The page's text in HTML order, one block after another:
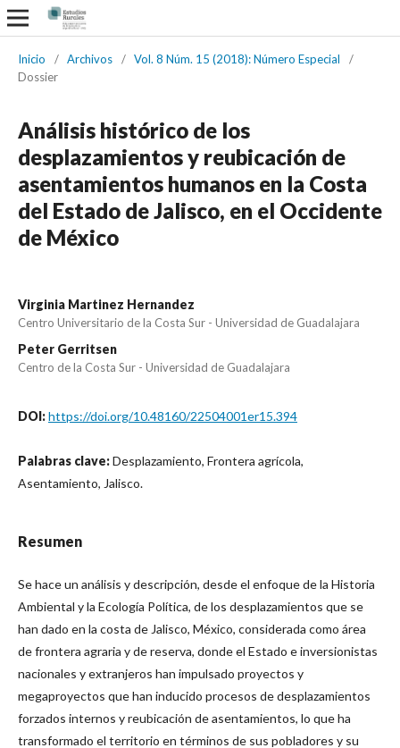
Inicio / Archivos / Vol. 8 Núm. 15 (2018): Número Especial
/
Dossier
Análisis histórico de los
desplazamientos y reubicación de
asentamientos humanos en la Costa
del Estado de Jalisco, en el Occidente
de México
Virginia Martinez Hernandez
Centro Universitario de la Costa Sur - Universidad de Guadalajara
Peter Gerritsen
Centro de la Costa Sur - Universidad de Guadalajara
DOI:https://doi.org/10.48160/22504001er15.394
Palabras clave:Desplazamiento, Frontera agrícola,
Asentamiento, Jalisco.
Resumen
Se hace un análisis y descripción, desde el enfoque de la Historia
Ambiental y la Ecología Política, de los desplazamientos que se
han dado en la costa de Jalisco, México, considerada como área
de frontera agraria y de reserva, donde el Estado e inversionistas
nacionales y extranjeros han impulsado proyectos y
megaproyectos que han inducido procesos de desplazamientos
forzados internos y reubicación de asentamientos, lo que ha
transformado el territorio en términos de sus pobladores y su